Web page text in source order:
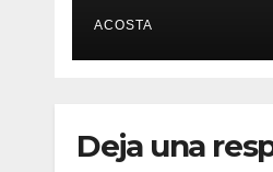
ACOSTA
Deja una